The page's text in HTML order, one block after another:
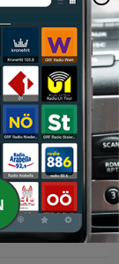
„richten“
aus den
C1